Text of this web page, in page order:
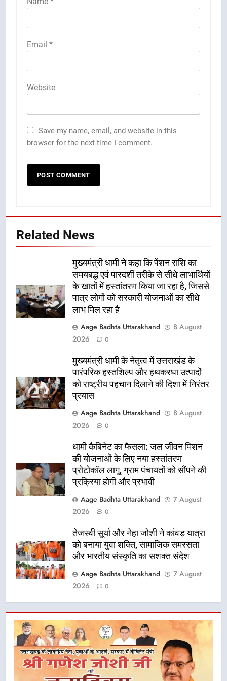
Email *
Website
Save my name, email, and website in this
browser for the next time I comment.
Related News
मुख्यमंत्री धामी ने कहा कि पेंशन राशि का
समयबद्ध एवं पारदर्शी तरीके से सीधे लाभार्थियों
के खातों में हस्तांतरण किया जा रहा है, जिससे
पात्र लोगों को सरकारी योजनाओं का सीधे
लाभ मिल रहा है
Aage Badhta Uttarakhand
8 August
2026
0
मुख्यमंत्री धामी के नेतृत्व में उत्तराखंड के
पारंपरिक हस्तशिल्प और हथकरघा उत्पादों
को राष्ट्रीय पहचान दिलाने की दिशा में निरंतर
प्रयास
Aage Badhta Uttarakhand
8 August
2026
0
धामी कैबिनेट का फैसला: जल जीवन मिशन
की योजनाओं के लिए नया हस्तांतरण
प्रोटोकॉल लागू, ग्राम पंचायतों को सौंपने की
प्रक्रिया होगी और प्रभावी
Aage Badhta Uttarakhand
7 August
2026
0
तेजस्वी सूर्या और नेहा जोशी ने कांवड़ यात्रा
को बनाया युवा शक्ति, सामाजिक समरसता
और भारतीय संस्कृति का सशक्त संदेश
Aage Badhta Uttarakhand
7 August
2026
0